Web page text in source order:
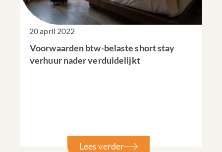
20 april 2022
Voorwaarden btw-belaste short stay
verhuur nader verduidelijkt
Lees verder